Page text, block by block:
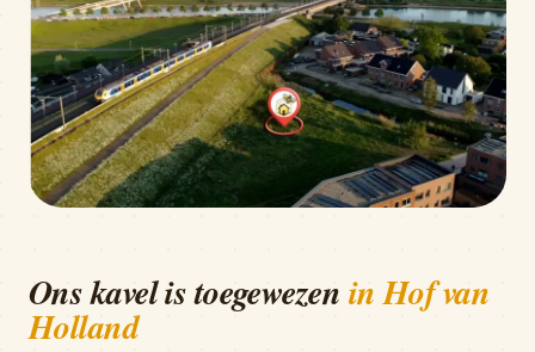
Ons kavel is toegewezen in Hof van
Holland